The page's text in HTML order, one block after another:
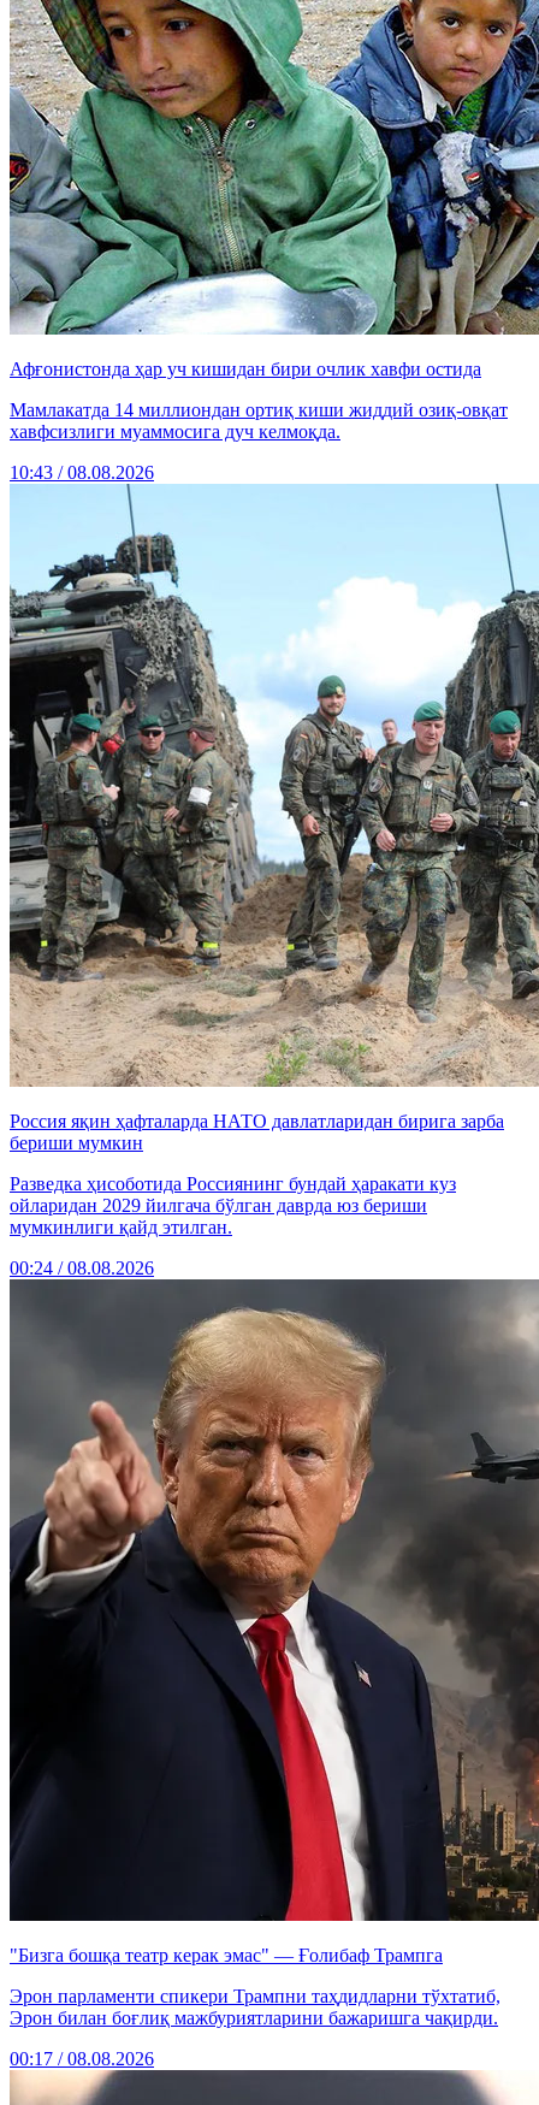
Афғонистонда ҳар уч кишидан бири очлик хавфи остида
Мамлакатда 14 миллиондан ортиқ киши жиддий озиқ-овқат
хавфсизлиги муаммосига дуч келмоқда.
10:43 / 08.08.2026
Россия яқин ҳафталарда НАТО давлатларидан бирига зарба
бериши мумкин
Разведка ҳисоботида Россиянинг бундай ҳаракати куз
ойларидан 2029 йилгача бўлган даврда юз бериши
мумкинлиги қайд этилган.
00:24 / 08.08.2026
"Бизга бошқа театр керак эмас" — Ғолибаф Трампга
Эрон парламенти спикери Трампни таҳдидларни тўхтатиб,
Эрон билан боғлиқ мажбуриятларини бажаришга чақирди.
00:17 / 08.08.2026